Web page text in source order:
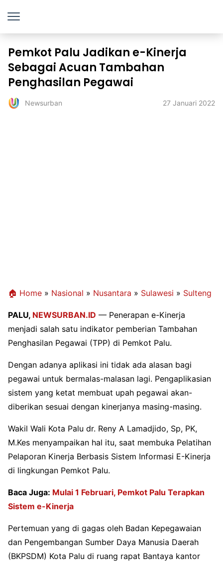
Pemkot Palu Jadikan e-Kinerja
Sebagai Acuan Tambahan
Penghasilan Pegawai
Newsurban 27 Januari 2022
🏠 Home » Nasional » Nusantara » Sulawesi » Sulteng
PALU, NEWSURBAN.ID — Penerapan e-Kinerja
menjadi salah satu indikator pemberian Tambahan
Penghasilan Pegawai (TPP) di Pemkot Palu.
Dengan adanya aplikasi ini tidak ada alasan bagi
pegawai untuk bermalas-malasan lagi. Pengaplikasian
sistem yang ketat membuat upah pegawai akan-
diberikan sesuai dengan kinerjanya masing-masing.
Wakil Wali Kota Palu dr. Reny A Lamadjido, Sp, PK,
M.Kes menyampaikan hal itu, saat membuka Pelatihan
Pelaporan Kinerja Berbasis Sistem Informasi E-Kinerja
di lingkungan Pemkot Palu.
Baca Juga: Mulai 1 Februari, Pemkot Palu Terapkan
Sistem e-Kinerja
Pertemuan yang di gagas oleh Badan Kepegawaian
dan Pengembangan Sumber Daya Manusia Daerah
(BKPSDM) Kota Palu di ruang rapat Bantaya kantor